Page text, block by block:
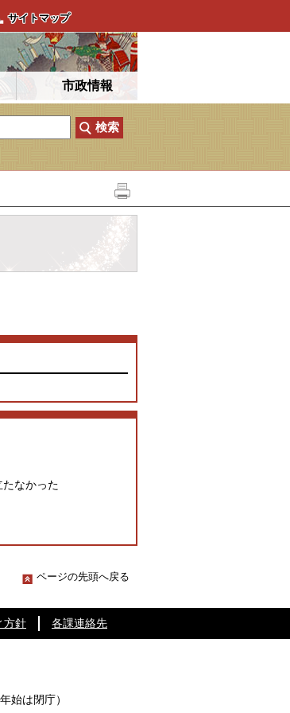
サイトマップ
市政情報
たなかった
ページの先頭へ戻る
方針 各課連絡先
始は閉庁）